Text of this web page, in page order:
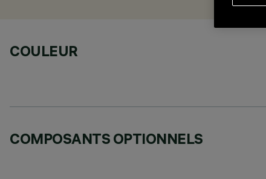
COULEUR
COMPOSANTS OPTIONNELS